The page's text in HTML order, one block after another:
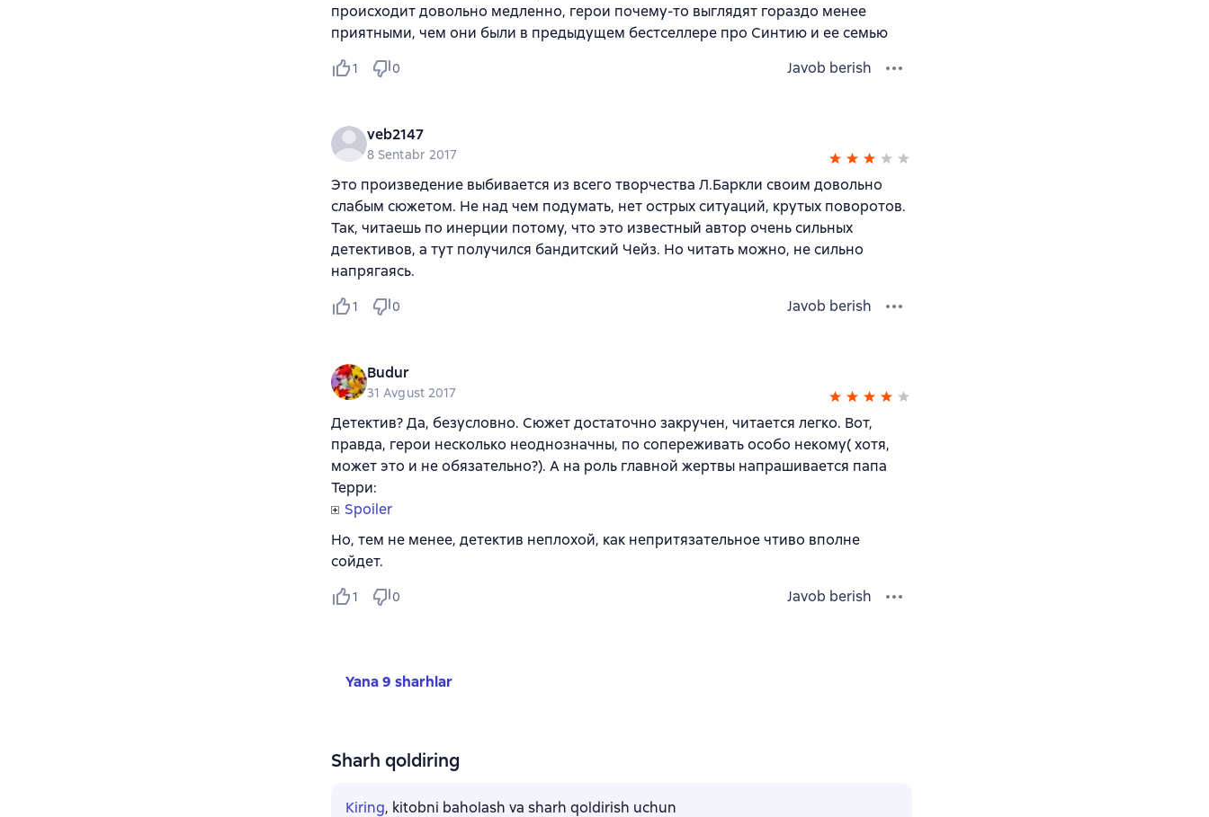
происходит довольно медленно, герои почему-то выглядят гораздо менее
приятными, чем они были в предыдущем бестселлере про Синтию и ее семью
1 0 Javob berish
veb2147
8 Sentabr 2017
Это произведение выбивается из всего творчества Л.Баркли своим довольно
слабым сюжетом. Не над чем подумать, нет острых ситуаций, крутых поворотов.
Так, читаешь по инерции потому, что это известный автор очень сильных
детективов, а тут получился бандитский Чейз. Но читать можно, не сильно
напрягаясь.
1 0 Javob berish
Budur
31 Avgust 2017
Детектив? Да, безусловно. Сюжет достаточно закручен, читается легко. Вот,
правда, герои несколько неоднозначны, по сопереживать особо некому( хотя,
может это и не обязательно?). А на роль главной жертвы напрашивается папа
Терри:
Spoiler
Но, тем не менее, детектив неплохой, как непритязательное чтиво вполне
сойдет.
1 0 Javob berish
Yana 9 sharhlar
Sharh qoldiring
Kiring, kitobni baholash va sharh qoldirish uchun